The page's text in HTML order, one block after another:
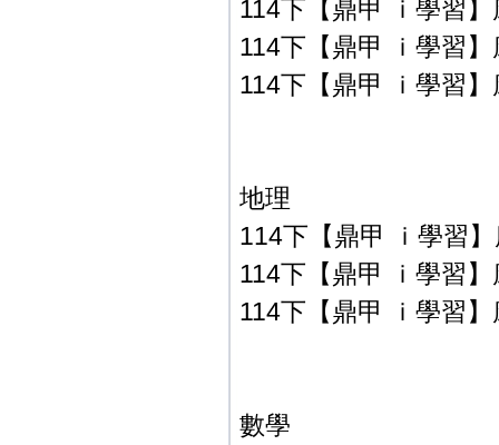
114下【鼎甲 ｉ學習
114下【鼎甲 ｉ學習
114下【鼎甲 ｉ學習
地理
114下【鼎甲 ｉ學習
114下【鼎甲 ｉ學習
114下【鼎甲 ｉ學習
數學